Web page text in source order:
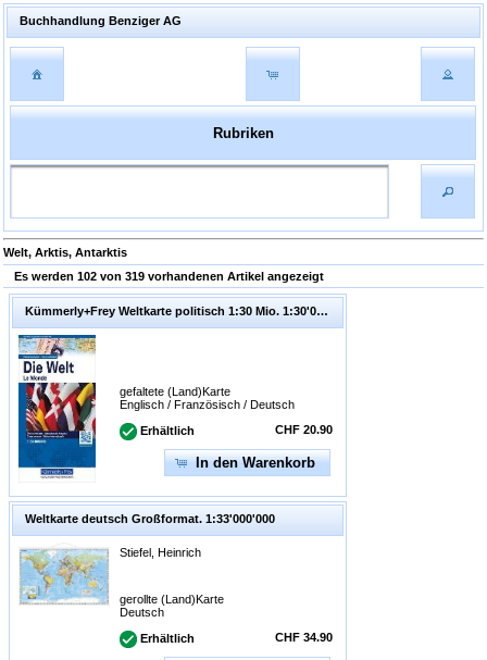
Buchhandlung Benziger AG
Rubriken
Welt, Arktis, Antarktis
Es werden 102 von 319 vorhandenen Artikel angezeigt
Kümmerly+Frey Weltkarte politisch 1:30 Mio. 1:30'000'000
gefaltete (Land)Karte
Englisch / Französisch / Deutsch
Erhältlich CHF 20.90
In den Warenkorb
Weltkarte deutsch Großformat. 1:33'000'000
Stiefel, Heinrich
gerollte (Land)Karte
Deutsch
Erhältlich CHF 34.90